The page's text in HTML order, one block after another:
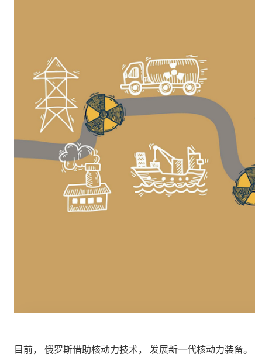
目前， 俄罗斯借助核动力技术， 发展新一代核动力装备